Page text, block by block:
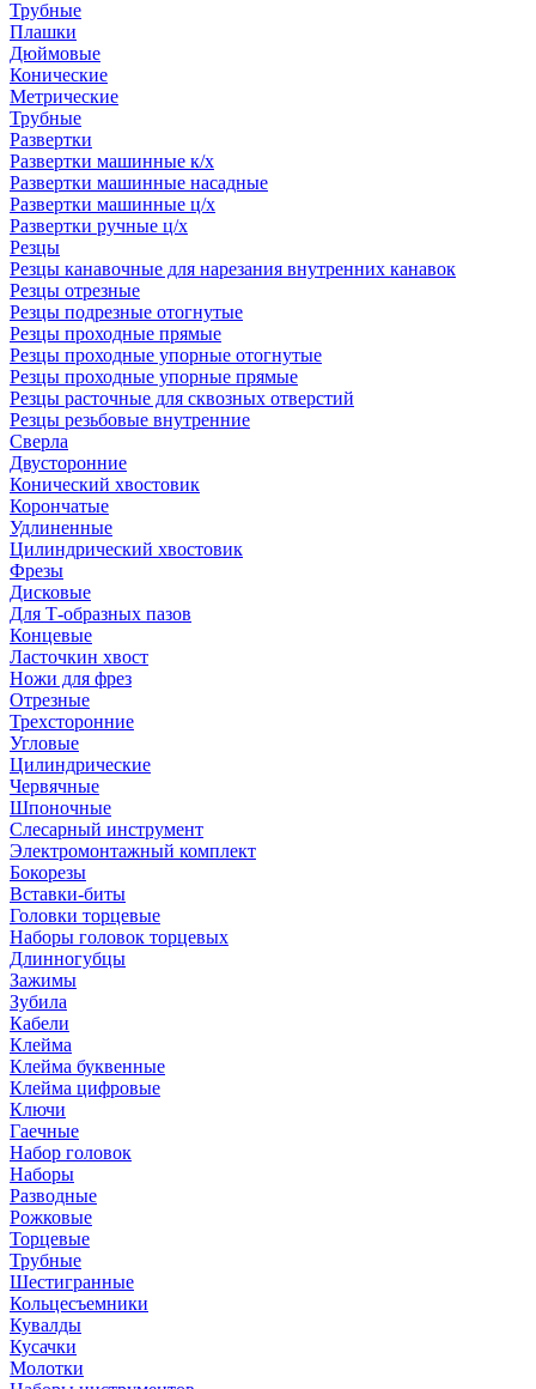
Трубные
Плашки
Дюймовые
Конические
Метрические
Трубные
Развертки
Развертки машинные к/х
Развертки машинные насадные
Развертки машинные ц/х
Развертки ручные ц/х
Резцы
Резцы канавочные для нарезания внутренних канавок
Резцы отрезные
Резцы подрезные отогнутые
Резцы проходные прямые
Резцы проходные упорные отогнутые
Резцы проходные упорные прямые
Резцы расточные для сквозных отверстий
Резцы резьбовые внутренние
Сверла
Двусторонние
Конический хвостовик
Корончатые
Удлиненные
Цилиндрический хвостовик
Фрезы
Дисковые
Для Т-образных пазов
Концевые
Ласточкин хвост
Ножи для фрез
Отрезные
Трехсторонние
Угловые
Цилиндрические
Червячные
Шпоночные
Слесарный инструмент
Электромонтажный комплект
Бокорезы
Вставки-биты
Головки торцевые
Наборы головок торцевых
Длинногубцы
Зажимы
Зубила
Кабели
Клейма
Клейма буквенные
Клейма цифровые
Ключи
Гаечные
Набор головок
Наборы
Разводные
Рожковые
Торцевые
Трубные
Шестигранные
Кольцесъемники
Кувалды
Кусачки
Молотки